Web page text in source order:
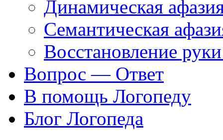
Динамическая
Семантическая
Восстановление
Вопрос — Ответ
В помощь Логопеду
Блог Логопеда